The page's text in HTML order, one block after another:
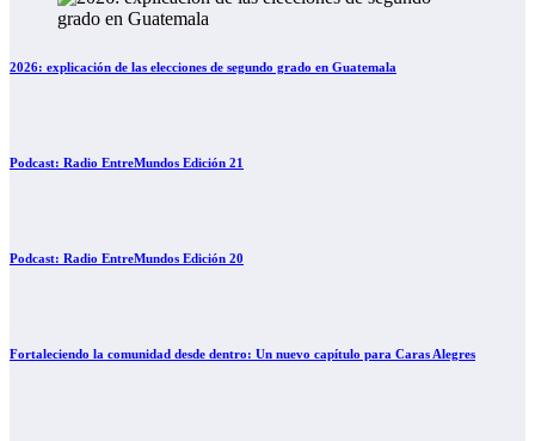
2026: explicación de las elecciones de segundo grado en Guatemala
Podcast: Radio EntreMundos Edición 21
Podcast: Radio EntreMundos Edición 20
Fortaleciendo la comunidad desde dentro: Un nuevo capítulo para Caras Alegres